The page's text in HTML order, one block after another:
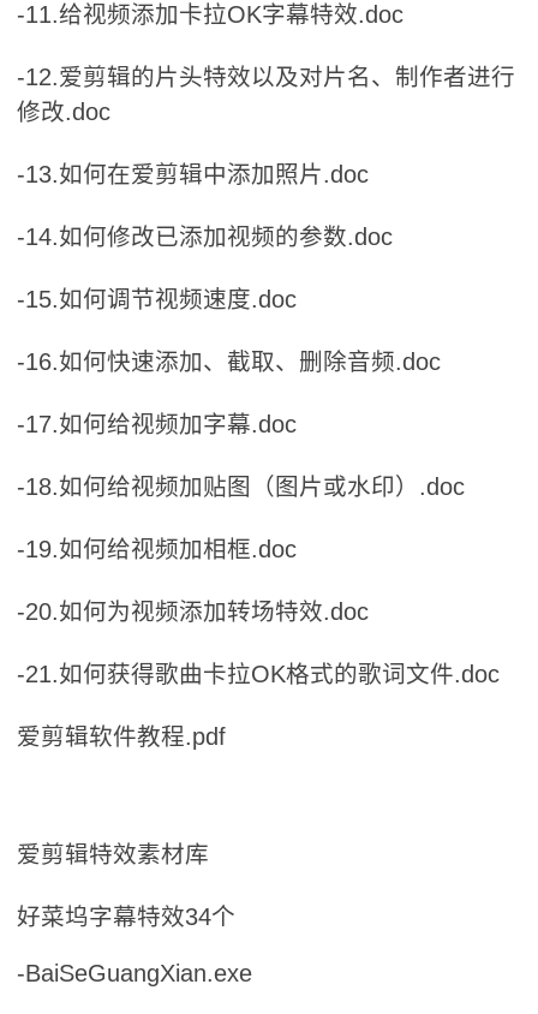
-11.给视频添加卡拉OK字幕特效.doc
-12.爱剪辑的片头特效以及对片名、制作者进行
修改.doc
-13.如何在爱剪辑中添加照片.doc
-14.如何修改已添加视频的参数.doc
-15.如何调节视频速度.doc
-16.如何快速添加、截取、删除音频.doc
-17.如何给视频加字幕.doc
-18.如何给视频加贴图（图片或水印）.doc
-19.如何给视频加相框.doc
-20.如何为视频添加转场特效.doc
-21.如何获得歌曲卡拉OK格式的歌词文件.doc
爱剪辑软件教程.pdf
爱剪辑特效素材库
好菜坞字幕特效34个
-BaiSeGuangXian.exe